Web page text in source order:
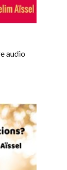
audio